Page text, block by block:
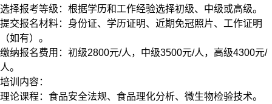
选择报考等级：根据学历和工作经验选择初级、中级或高级。
提交报名材料：身份证、学历证明、近期免冠照片、工作证明
（如有）。
缴纳报名费用：初级2800元/人，中级3500元/人，高级4300元/
人。
培训内容：
理论课程：食品安全法规、食品理化分析、微生物检验技术。